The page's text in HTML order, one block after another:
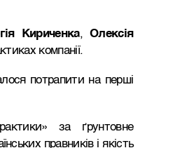
Кириченка, Олексія
компанії.
потрапити на перші
за ґрунтовне
правників і якість